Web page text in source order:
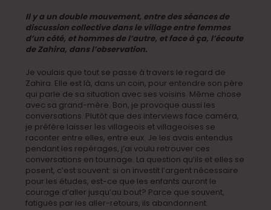
Il y a un double mouvement, entre des séances de
discussion collective dans le village entre femmes
d’un côté, et hommes de l’autre, et face à ça, l’écoute
de Zahira, dans l’observation.
Je voulais que tout se passe à travers le regard de
Zahira. Elle est là, dans un coin, pour entendre son père
qui parle de sa situation avec ses voisins. Même chose
avec sa grand-mère. Bon, je provoque aussi les
conversations. Plutôt que des interviews face caméra,
je préfère laisser les villageois et villageoises se
raconter entre elles, entre eux. Je les avais entendus
pendant les repérages, j’ai voulu retrouver ces
conversations en tournage. La question qu’ils et elles se
posent, c’est souvent: si on investit l’argent nécessaire
pour les études, est-ce que les enfants auront le
courage d’aller jusqu’au bout? Parce que souvent,
fatigués par les aller-retours, ils abandonnent.